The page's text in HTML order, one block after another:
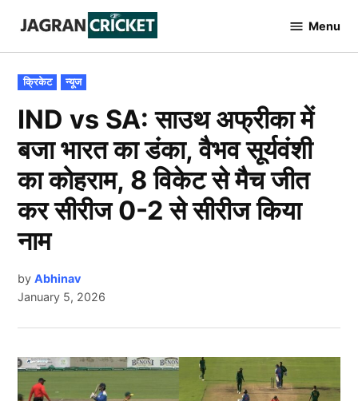
content
Cricket
Menu
POSTED
IN
क्रिकेट न्यूज
IND vs SA: साउथ अफ्रीका में
बजा भारत का डंका, वैभव सूर्यवंशी
का कोहराम, 8 विकेट से मैच जीत
कर सीरीज 0-2 से सीरीज किया
नाम
by Abhinav
January 5, 2026